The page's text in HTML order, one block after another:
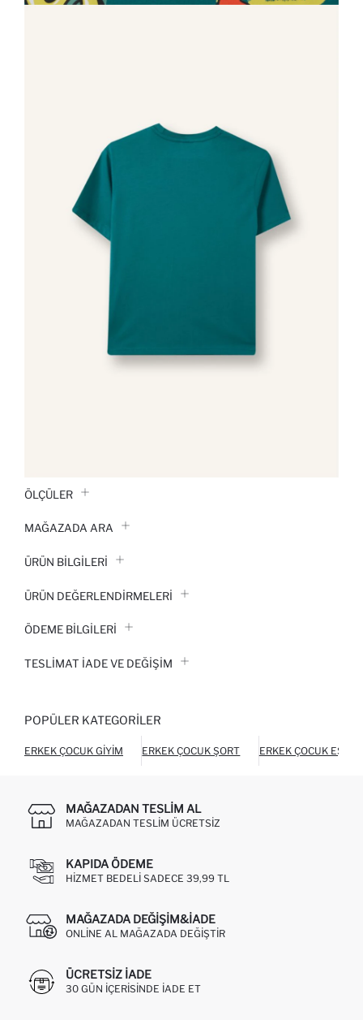
ÖLÇÜLER
MAĞAZADA ARA
ÜRÜN BILGILERI
ÜRÜN DEĞERLENDİRMELERİ
ÖDEME BİLGİLERİ
TESLIMAT İADE VE DEĞIŞIM
POPÜLER KATEGORILER
ERKEK ÇOCUK GIYIM ERKEK ÇOCUK ŞORT ERKEK ÇOCUK
MAĞAZADAN TESLIM AL
MAĞAZADAN TESLIM ÜCRETSIZ
KAPIDA ÖDEME
HIZMET BEDELI SADECE 39,99 TL
MAĞAZADA DEĞIŞIM&İADE
ONLINE AL MAĞAZADA DEĞIŞTIR
ÜCRETSIZ IADE
30 GÜN IÇERISINDE IADE ET